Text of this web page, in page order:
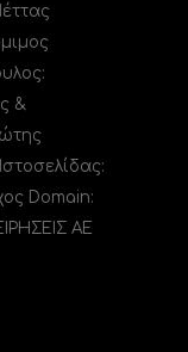
&
Domain:
ΑΕ